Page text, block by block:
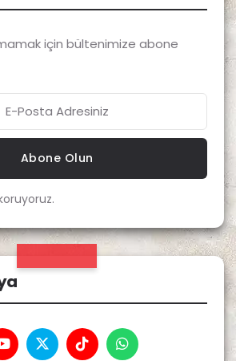
için bültenimize abone
Abone Olun